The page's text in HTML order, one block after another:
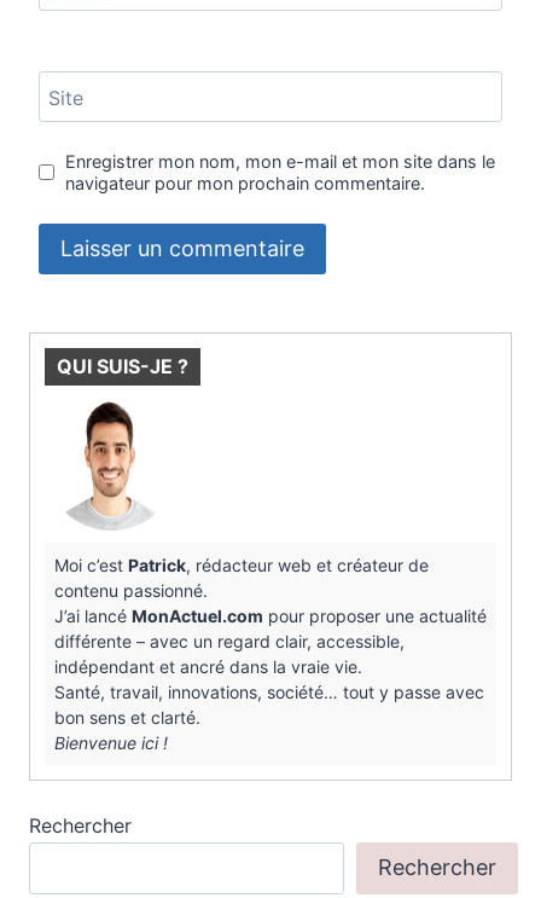
Site
Enregistrer mon nom, mon e-mail et mon site dans le
navigateur pour mon prochain commentaire.
QUI SUIS-JE ?
Moi c’est Patrick, rédacteur web et créateur de
contenu passionné.
J’ai lancé MonActuel.com pour proposer une actualité
différente – avec un regard clair, accessible,
indépendant et ancré dans la vraie vie.
Santé, travail, innovations, société… tout y passe avec
bon sens et clarté.
Bienvenue ici !
Rechercher
Rechercher